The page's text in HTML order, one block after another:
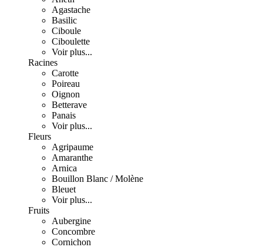
Agastache
Basilic
Ciboule
Ciboulette
Voir plus...
Racines
Carotte
Poireau
Oignon
Betterave
Panais
Voir plus...
Fleurs
Agripaume
Amaranthe
Arnica
Bouillon Blanc / Molène
Bleuet
Voir plus...
Fruits
Aubergine
Concombre
Cornichon